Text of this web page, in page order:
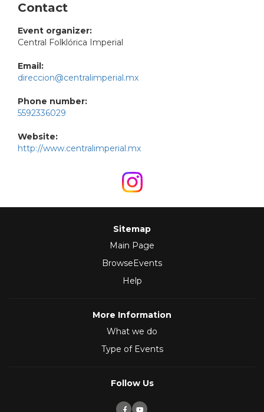
Contact
Event organizer:
Central Folklórica Imperial
Email:
direccion@centralimperial.mx
Phone number:
5592336029
Website:
http://www.centralimperial.mx
Sitemap
Main Page
BrowseEvents
Help
More Information
What we do
Type of Events
Follow Us